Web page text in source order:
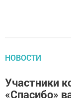
НОВОСТИ
Участники
«Спасибо»